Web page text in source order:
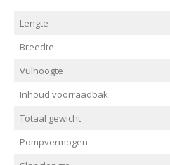
Lengte
Breedte
Vulhoogte
Inhoud voorraadbak
Totaal gewicht
Pompvermogen